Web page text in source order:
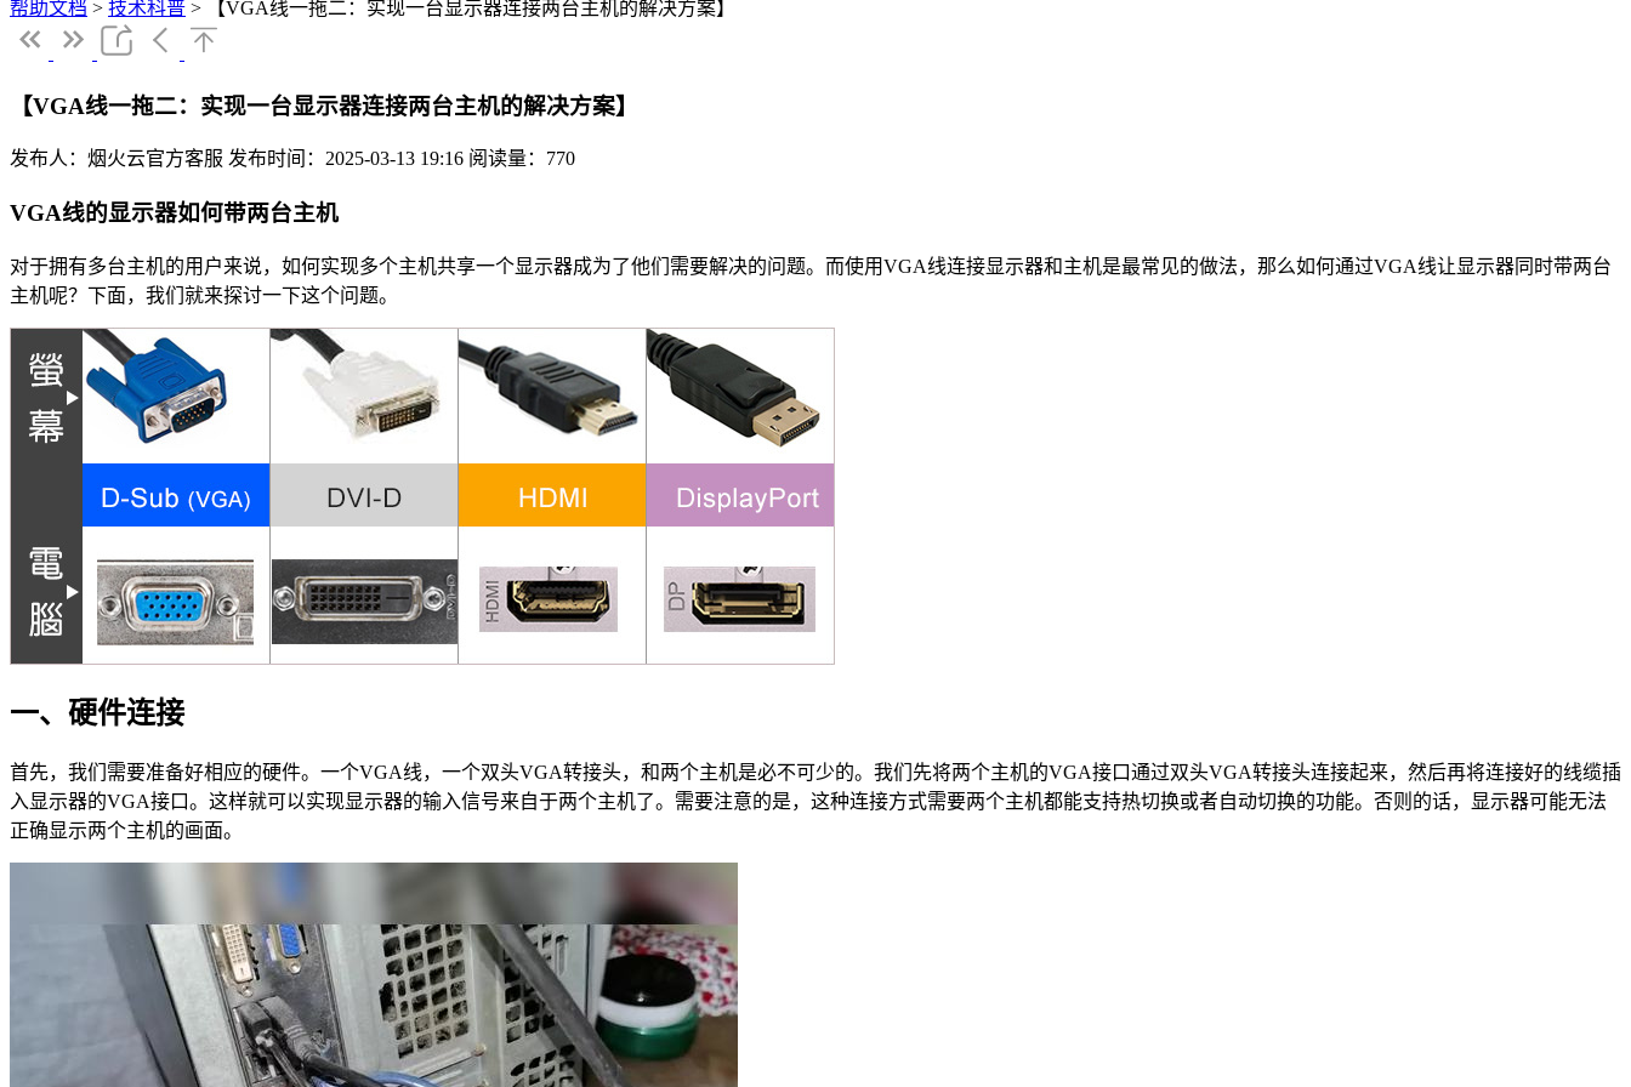
帮助文档 > 技术科普 > 【VGA线一拖二：实现一台显示器连接两台主机的解决方案】
【VGA线一拖二：实现一台显示器连接两台主机的解决方案】
发布人：烟火云官方客服 发布时间：2025-03-13 19:16 阅读量：770
VGA线的显示器如何带两台主机
对于拥有多台主机的用户来说，如何实现多个主机共享一个显示器成为了他们需要解决的问题。而使用VGA线连接显示器和主机是最常见的做法，那么如何通过VGA线让显示器同时带两台
主机呢？下面，我们就来探讨一下这个问题。
一、硬件连接
首先，我们需要准备好相应的硬件。一个VGA线，一个双头VGA转接头，和两个主机是必不可少的。我们先将两个主机的VGA接口通过双头VGA转接头连接起来，然后再将连接好的线缆插
入显示器的VGA接口。这样就可以实现显示器的输入信号来自于两个主机了。需要注意的是，这种连接方式需要两个主机都能支持热切换或者自动切换的功能。否则的话，显示器可能无法
正确显示两个主机的画面。